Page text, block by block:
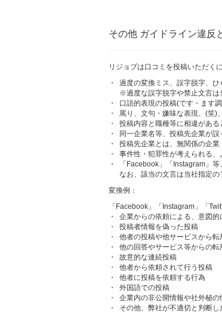
その他 ガイドライン違反
リジョブは口コミを投稿いただく
・
過度の変換ミス、誤字脱字、
※過度な誤字脱字や禁止文言は
・
口語的表現の投稿(です・ます
・
罵り、文句・嫌味な表現、(笑)
・
投稿内容と職種等に相違がある
・
同一企業名等、投稿先企業が
・
投稿先企業とは、無関係の企
・
事件性・犯罪性が考えられる
・
「Facebook」「Instagram」
なお、該当の文言は当社指定の
変換例：
「Facebook」「Instagram」「
・
企業からの依頼による、意図
・
投稿者情報を偽った投稿
・
他者の投稿や他サービスから転
・
他の回答やサービス等からの転
・
故意的な連続投稿
・
他者から依頼されて行う投稿
・
他者に投稿を依頼する行為
・
外国語での投稿
・
企業内の非公開情報や社外秘の
・
その他、弊社が不適切と判断し